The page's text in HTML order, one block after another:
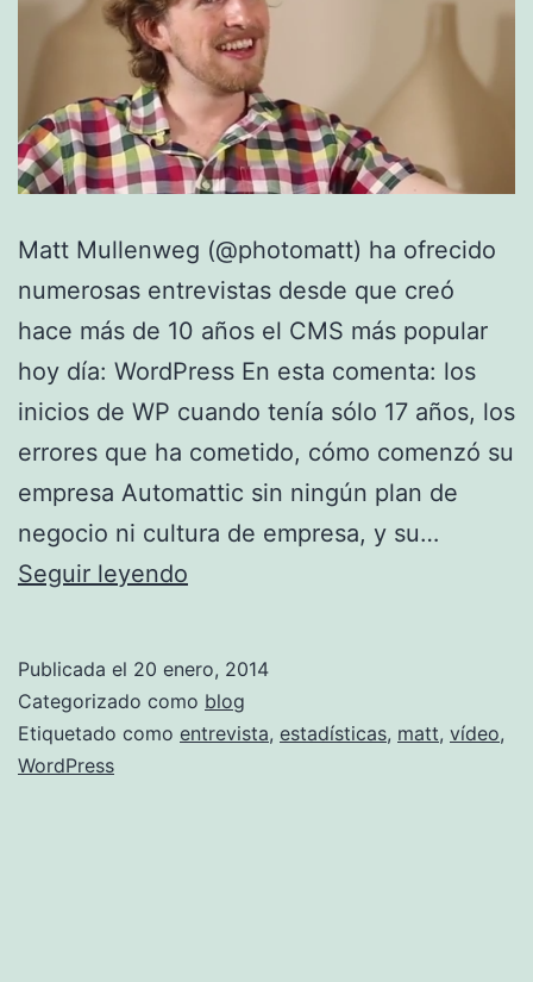
Matt Mullenweg (@photomatt) ha ofrecido
numerosas entrevistas desde que creó
hace más de 10 años el CMS más popular
hoy día: WordPress En esta comenta: los
inicios de WP cuando tenía sólo 17 años, los
errores que ha cometido, cómo comenzó su
empresa Automattic sin ningún plan de
negocio ni cultura de empresa, y su…
Seguir leyendo
Mullenweg,
fundador
Publicada el 20 enero, 2014
Categorizado como blog
Etiquetado como entrevista, estadísticas, matt, vídeo,
WordPress